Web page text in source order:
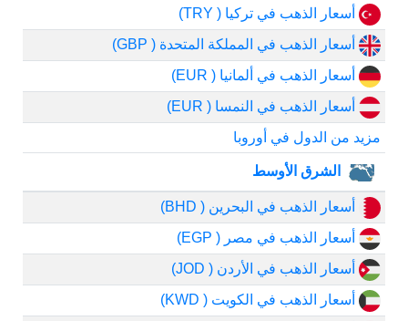
أسعار الذهب في تركيا ( TRY)
أسعار الذهب في المملكة المتحدة ( GBP)
أسعار الذهب في ألمانيا ( EUR)
أسعار الذهب في النمسا ( EUR)
مزيد من الدول في أوروبا
الشرق الأوسط
أسعار الذهب في البحرين ( BHD)
أسعار الذهب في مصر ( EGP)
أسعار الذهب في الأردن ( JOD)
أسعار الذهب في الكويت ( KWD)